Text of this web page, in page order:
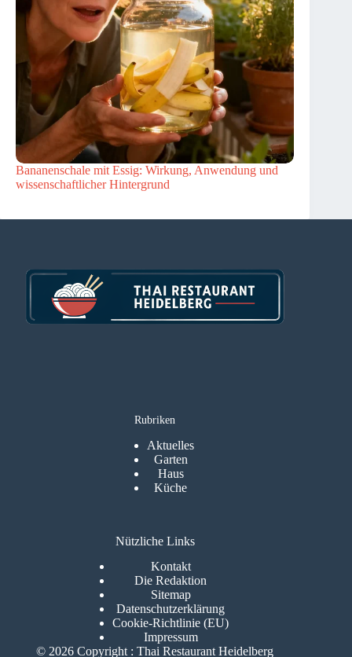
Bananenschale mit Essig: Wirkung, Anwendung und
wissenschaftlicher Hintergrund
Rubriken
Aktuelles
Garten
Haus
Küche
Nützliche Links
Kontakt
Die Redaktion
Sitemap
Datenschutzerklärung
Cookie-Richtlinie (EU)
Impressum
© 2026 Copyright : Thai Restaurant Heidelberg